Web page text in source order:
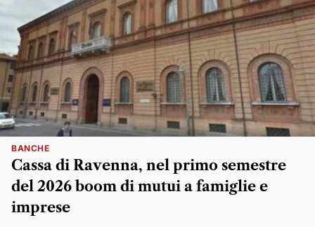
BANCHE
Cassa di Ravenna, nel primo semestre
del 2026 boom di mutui a famiglie e
imprese